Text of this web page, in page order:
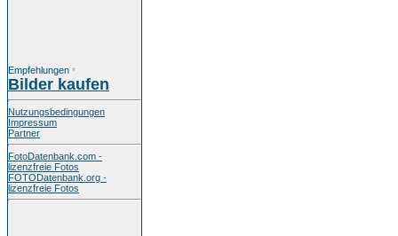
Empfehlungen *
Bilder kaufen
Nutzungsbedingungen
Impressum
Partner
FotoDatenbank.com -
lizenzfreie Fotos
FOTODatenbank.org -
lizenzfreie Fotos